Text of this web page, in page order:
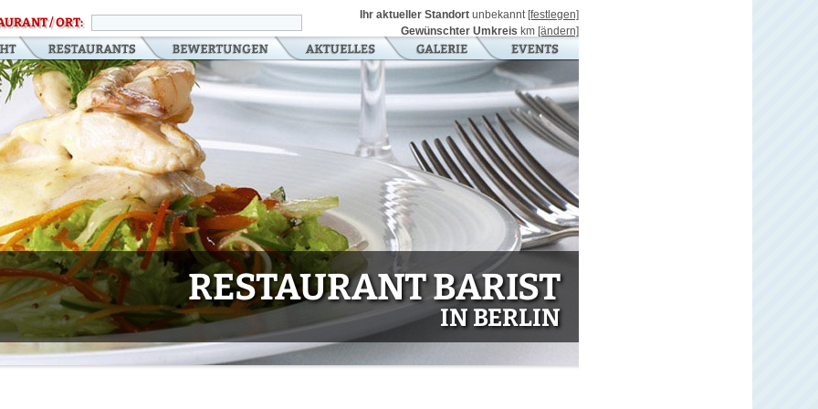
/ ORT:
Ihr aktueller Standort unbekannt [festlegen]
Gewünschter Umkreis km [ändern]
RESTAURANT BARIST
IN BERLIN